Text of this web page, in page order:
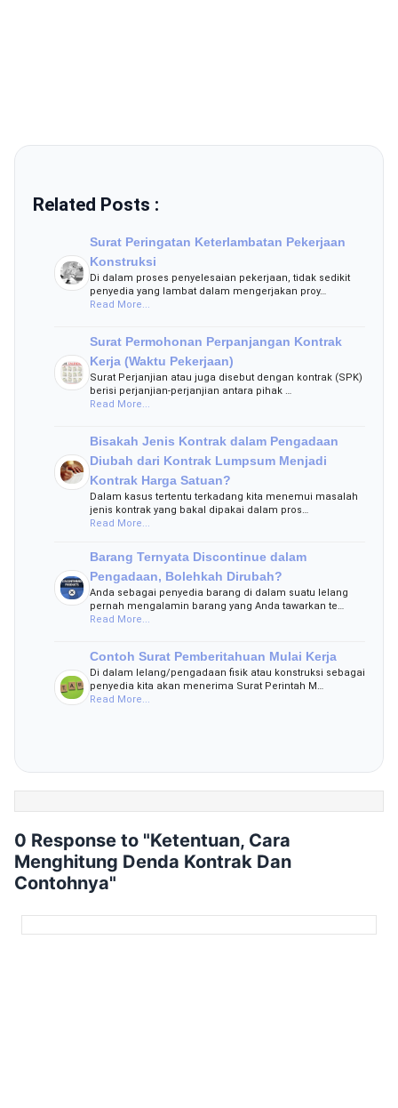
Related Posts :
Surat Peringatan Keterlambatan Pekerjaan
Konstruksi
Di dalam proses penyelesaian pekerjaan, tidak sedikit
penyedia yang lambat dalam mengerjakan proy…
Read More...
Surat Permohonan Perpanjangan Kontrak
Kerja (Waktu Pekerjaan)
Surat Perjanjian atau juga disebut dengan kontrak (SPK)
berisi perjanjian-perjanjian antara pihak …
Read More...
Bisakah Jenis Kontrak dalam Pengadaan
Diubah dari Kontrak Lumpsum Menjadi
Kontrak Harga Satuan?
Dalam kasus tertentu terkadang kita menemui masalah
jenis kontrak yang bakal dipakai dalam pros…
Read More...
Barang Ternyata Discontinue dalam
Pengadaan, Bolehkah Dirubah?
Anda sebagai penyedia barang di dalam suatu lelang
pernah mengalamin barang yang Anda tawarkan te…
Read More...
Contoh Surat Pemberitahuan Mulai Kerja
Di dalam lelang/pengadaan fisik atau konstruksi sebagai
penyedia kita akan menerima Surat Perintah M…
Read More...
0 Response to "Ketentuan, Cara
Menghitung Denda Kontrak Dan
Contohnya"